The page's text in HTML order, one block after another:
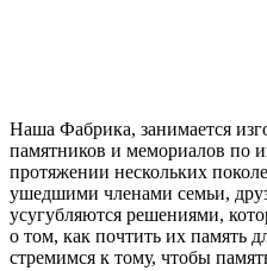
Наша Фабрика, занимается
памятников и мемориалов по
протяжении нескольких
ушедшими членами семьи,
усугубляются решениями,
о том, как почтить их память
стремимся к тому, чтобы